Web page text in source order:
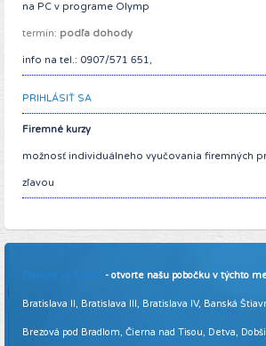
na PC v programe Olymp
termín: podľa dohody
info na tel.: 0907/571 651,
PRIHLÁSIŤ SA
Firemné kurzy
možnosť individuálneho vyučovania firemných
zľavou
Pridajte sa k nám - otvorte našu pobočku v týchto
Bratislava II, Bratislava III, Bratislava IV, Banská
Brezová pod Bradlom, Čierna nad Tisou, Detva,